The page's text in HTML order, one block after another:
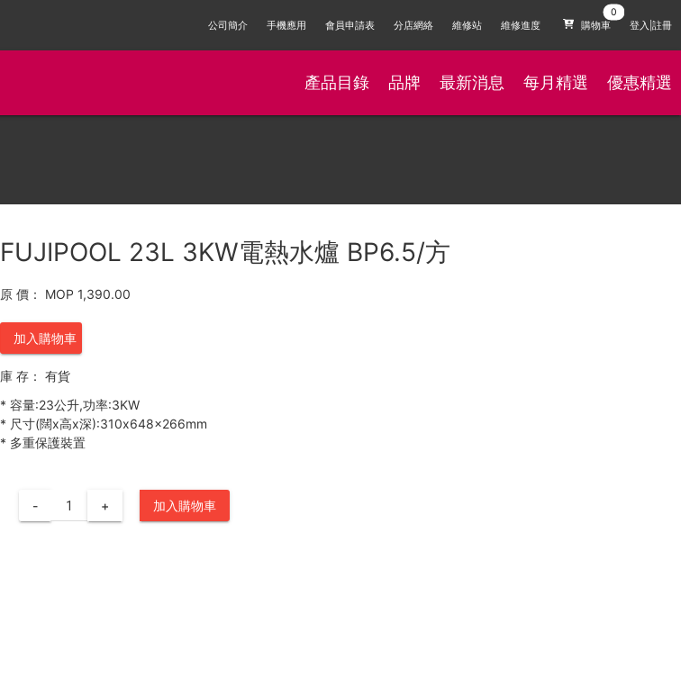
公司簡介 手機應用 會員申請表 分店網絡 維修站 維修進度 購物車 登入|註冊
產品目錄 品牌 最新消息 每月精選 優惠精選
FUJIPOOL 23L 3KW電熱水爐 BP6.5/方
原 價： MOP 1,390.00
加入購物車
庫 存：
有貨
* 容量:23公升,功率:3KW
* 尺寸(闊x高x深):310x648x266mm
* 多重保護裝置
- + 加入購物車